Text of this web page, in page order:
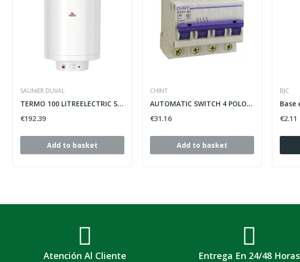
SAUNIER DUVAL
TERMO 100 LITREELECTRIC SAUNIER DUVAL CONFORT
€192.39
Add to basket
CHINT
AUTOMATIC SWITCH 4 POLOS 10A EB C6KA CHINT
€31.16
Add to basket
BJC
€2.11
Atención Al Cliente Entrega En 24/48 Horas